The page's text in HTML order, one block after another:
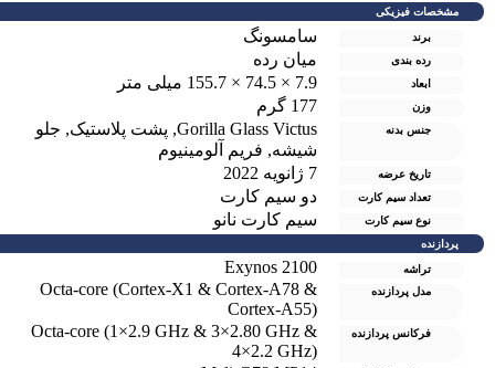
مشخصات فیزیکی
برند سامسونگ
رده بندی میان رده
ابعاد 7.9 × 74.5 × 155.7 میلی متر
وزن 177 گرم
جنس بدنه Gorilla Glass Victus
,پشت پلاستیک,جلو
شیشه,فریم آلومینیوم
تاریخ عرضه
تعداد سیم کارت دو سيم کارت
نوع سیم کارت سیم کارت نانو
پردازنده
تراشه Exynos 2100
مدل پردازنده
Octa-core (Cortex-X1 & Cortex-A78 &
Cortex-A55)
فرکانس پردازنده
Octa-core (1×2.9 GHz & 3×2.80 GHz &
4×2.2 GHz)